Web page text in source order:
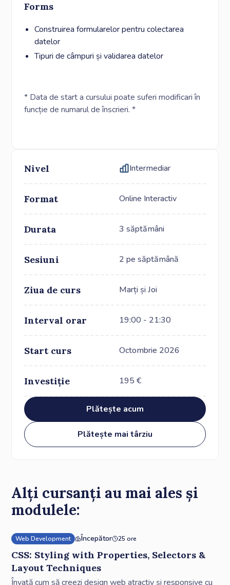
Forms
Construirea formularelor pentru colectarea
datelor
Tipuri de câmpuri și validarea datelor
* Data de start a cursului poate suferi modificari în
funcție de numarul de înscrieri. *
Nivel Intermediar
Format Online Interactiv
Durata 3 săptămâni
Sesiuni 2 pe săptămână
Ziua de curs Marți și Joi
Interval orar 19:00 - 21:30
Start curs Octombrie 2026
Investiție 195 €
Plătește acum
Plătește mai târziu
Alți cursanți au mai ales și
modulele:
Web Development Începător 25 ore
CSS: Styling with Properties, Selectors &
Layout Techniques
Învață cum să creezi design web atractiv și responsive cu